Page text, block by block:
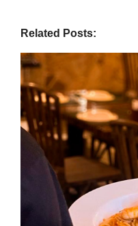
Related Posts: